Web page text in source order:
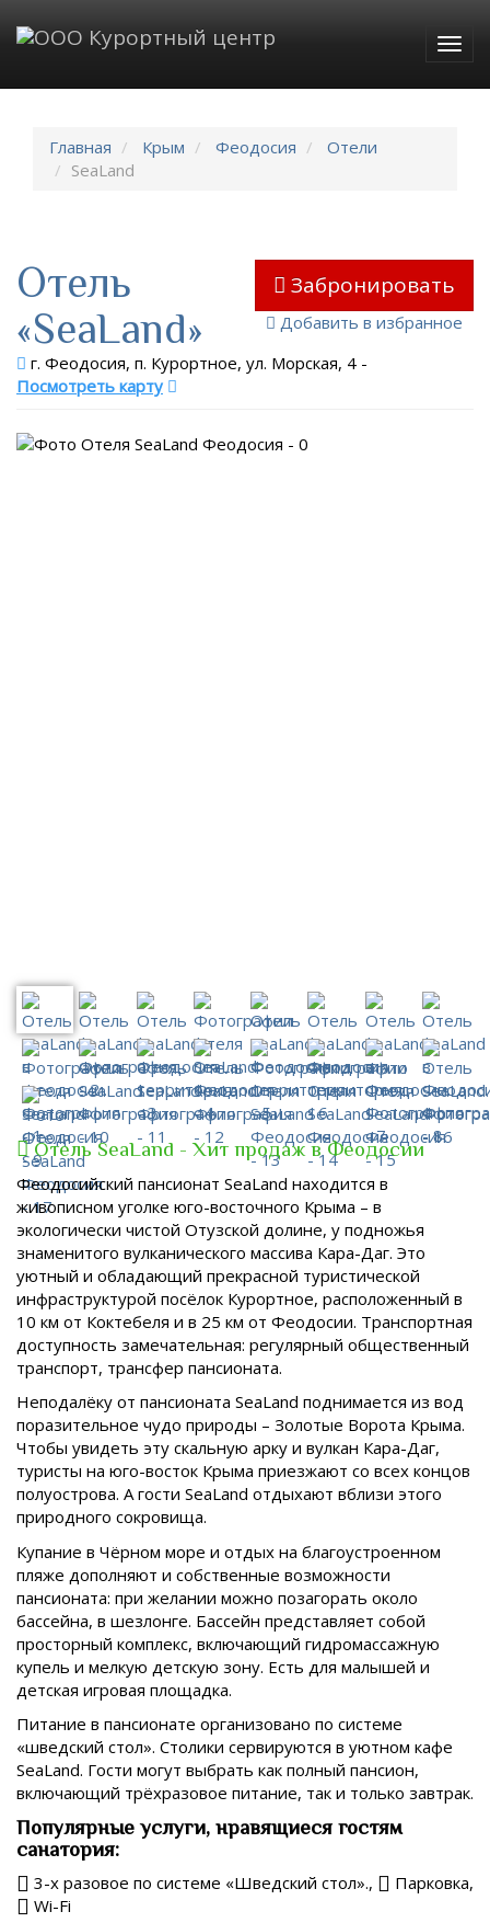
Главная Крым Феодосия
Отели
SeaLand
Забронировать
Добавить в избранное
Отель
«SeaLand»
г. Феодосия, п. Курортное, ул. Морская, 4 -
Посмотреть карту
Отель SeaLand - Хит продаж в Феодосии
Феодосийский пансионат SeaLand находится в
живописном уголке юго-восточного Крыма – в
экологически чистой Отузской долине, у подножья
знаменитого вулканического массива Кара-Даг. Это
уютный и обладающий прекрасной туристической
инфраструктурой посёлок Курортное, расположенный в
10 км от Коктебеля и в 25 км от Феодосии. Транспортная
доступность замечательная: регулярный общественный
транспорт, трансфер пансионата.
Неподалёку от пансионата SeaLand поднимается из вод
поразительное чудо природы – Золотые Ворота Крыма.
Чтобы увидеть эту скальную арку и вулкан Кара-Даг,
туристы на юго-восток Крыма приезжают со всех концов
полуострова. А гости SeaLand отдыхают вблизи этого
природного сокровища.
Купание в Чёрном море и отдых на благоустроенном
пляже дополняют и собственные возможности
пансионата: при желании можно позагорать около
бассейна, в шезлонге. Бассейн представляет собой
просторный комплекс, включающий гидромассажную
купель и мелкую детскую зону. Есть для малышей и
детская игровая площадка.
Питание в пансионате организовано по системе
«шведский стол». Столики сервируются в уютном кафе
SeaLand. Гости могут выбрать как полный пансион,
включающий трёхразовое питание, так и только завтрак.
Популярные услуги, нравящиеся гостям
санатория:
3-х разовое по системе «Шведский стол».,
Парковка,
Wi-Fi